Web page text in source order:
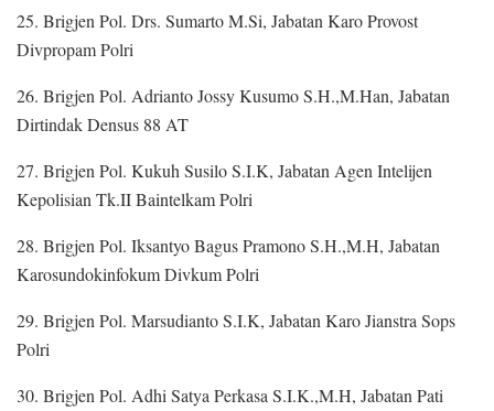
25. Brigjen Pol. Drs. Sumarto M.Si, Jabatan Karo Provost
Divpropam Polri
26. Brigjen Pol. Adrianto Jossy Kusumo S.H.,M.Han, Jabatan
Dirtindak Densus 88 AT
27. Brigjen Pol. Kukuh Susilo S.I.K, Jabatan Agen Intelijen
Kepolisian Tk.II Baintelkam Polri
28. Brigjen Pol. Iksantyo Bagus Pramono S.H.,M.H, Jabatan
Karosundokinfokum Divkum Polri
29. Brigjen Pol. Marsudianto S.I.K, Jabatan Karo Jianstra Sops
Polri
30. Brigjen Pol. Adhi Satya Perkasa S.I.K.,M.H, Jabatan Pati